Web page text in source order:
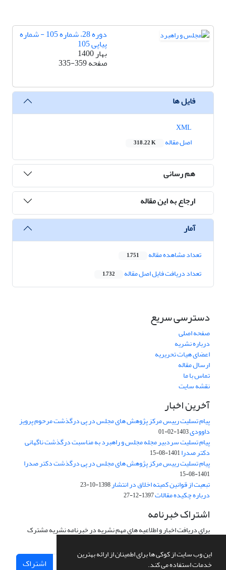
این وب سایت از کوکی ها برای اطمینان از ارائه بهترین
خدمات استفاده می کند.
دوره 28، شماره 105 - شماره
پیاپی 105
بهار 1400
صفحه335-359
فایل ها
اصل مقاله
318.22 K
هم رسانی
ارجاع به این مقاله
آمار
تعداد مشاهده مقاله 1,751
تعداد دریافت فایل اصل مقاله 1,732
دسترسی سریع
صفحه اصلی
درباره نشریه
اعضای هیات تحریریه
ارسال مقاله
تماس با ما
نقشه سایت
آخرین اخبار
پیام تسلیت رییس مرکز پژوهش های مجلس در پی درگذشت مرحوم پرویز
داوودی1403-02-01
پیام تسلیت سردبیر مجله مجلس و راهبرد به مناسبت درگذشت ناگهانی
دکتر صدرا1401-08-15
پیام تسلیت رییس مرکز پژوهش های مجلس در پی درگذشت دکتر صدرا
1401-08-15
تبعیت از قوانین کمیته اخلاق در انتشار1398-10-23
درباره چکیده مقالات1397-12-27
اشتراک خبرنامه
برای دریافت اخبار و اطلاعیه های مهم نشریه در خبرنامه نشریه مشترک
اشتراک